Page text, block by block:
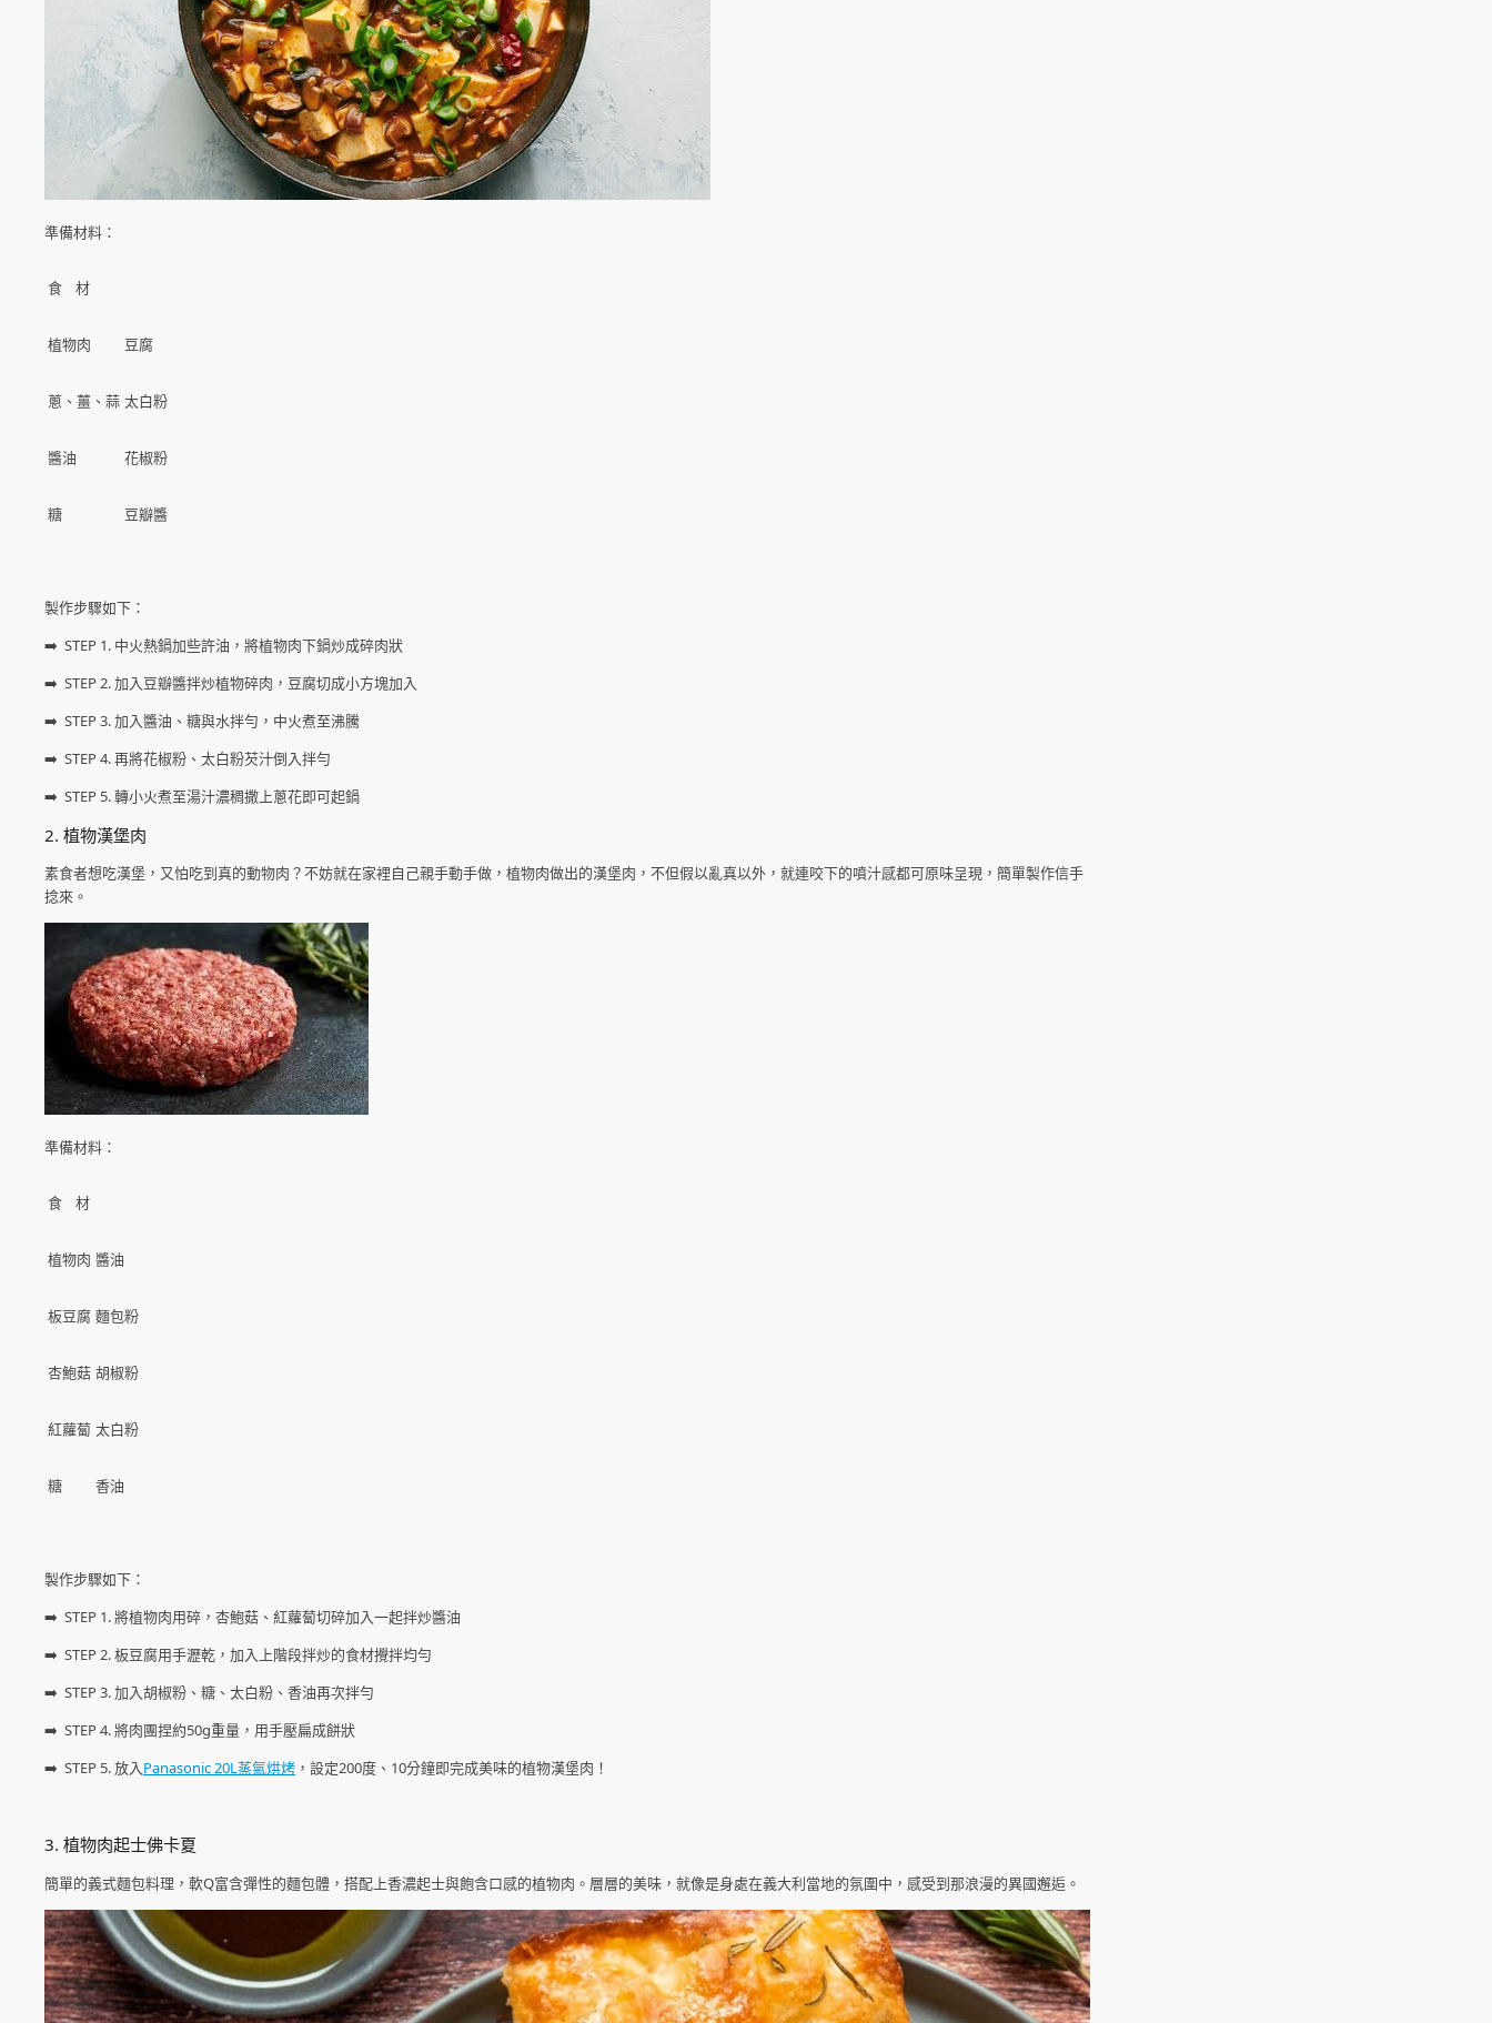
準備材料：
食 材
植物肉 豆腐
蔥、薑、蒜 太白粉
醬油 花椒粉
糖 豆瓣醬
製作步驟如下：
➡️ STEP 1. 中火熱鍋加些許油，將植物肉下鍋炒成碎肉狀
➡️ STEP 2. 加入豆瓣醬拌炒植物碎肉，豆腐切成小方塊加入
➡️ STEP 3. 加入醬油、糖與水拌勻，中火煮至沸騰
➡️ STEP 4. 再將花椒粉、太白粉芡汁倒入拌勻
➡️ STEP 5. 轉小火煮至湯汁濃稠撒上蔥花即可起鍋
2. 植物漢堡肉
素食者想吃漢堡，又怕吃到真的動物肉？不妨就在家裡自己親手動手做，植物肉做出的漢堡肉，不但假以亂真以外，就連咬下的噴汁感都可原味呈現，簡單製作信手
捻來。
準備材料：
食 材
植物肉 醬油
板豆腐 麵包粉
杏鮑菇 胡椒粉
紅蘿蔔 太白粉
糖 香油
製作步驟如下：
➡️ STEP 1. 將植物肉用碎，杏鮑菇、紅蘿蔔切碎加入一起拌炒醬油
➡️ STEP 2. 板豆腐用手瀝乾，加入上階段拌炒的食材攪拌均勻
➡️ STEP 3. 加入胡椒粉、糖、太白粉、香油再次拌勻
➡️ STEP 4. 將肉團捏約50g重量，用手壓扁成餅狀
➡️ STEP 5. 放入Panasonic 20L蒸氣烘烤 ，設定200度、10分鐘即完成美味的植物漢堡肉！
3. 植物肉起士佛卡夏
簡單的義式麵包料理，軟Q富含彈性的麵包體，搭配上香濃起士與飽含口感的植物肉。層層的美味，就像是身處在義大利當地的氛圍中，感受到那浪漫的異國邂逅。